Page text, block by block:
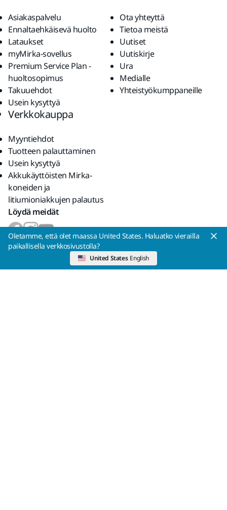
Asiakaspalvelu
Ennaltaehkäisevä huolto
Lataukset
myMirka-sovellus
Premium Service Plan -
huoltosopimus
Takuuehdot
Usein kysyttyä
Ota yhteyttä
Tietoa meistä
Uutiset
Uutiskirje
Ura
Medialle
Yhteistyökumppaneille
Verkkokauppa
Myyntiehdot
Tuotteen palauttaminen
Usein kysyttyä
Akkukäyttöisten Mirka-
koneiden ja
litiumioniakkujen palautus
Löydä meidät
Hyväksymme
Oletamme, että olet maassa United States. Haluatko vierailla
paikallisella verkkosivustolla?
United States English